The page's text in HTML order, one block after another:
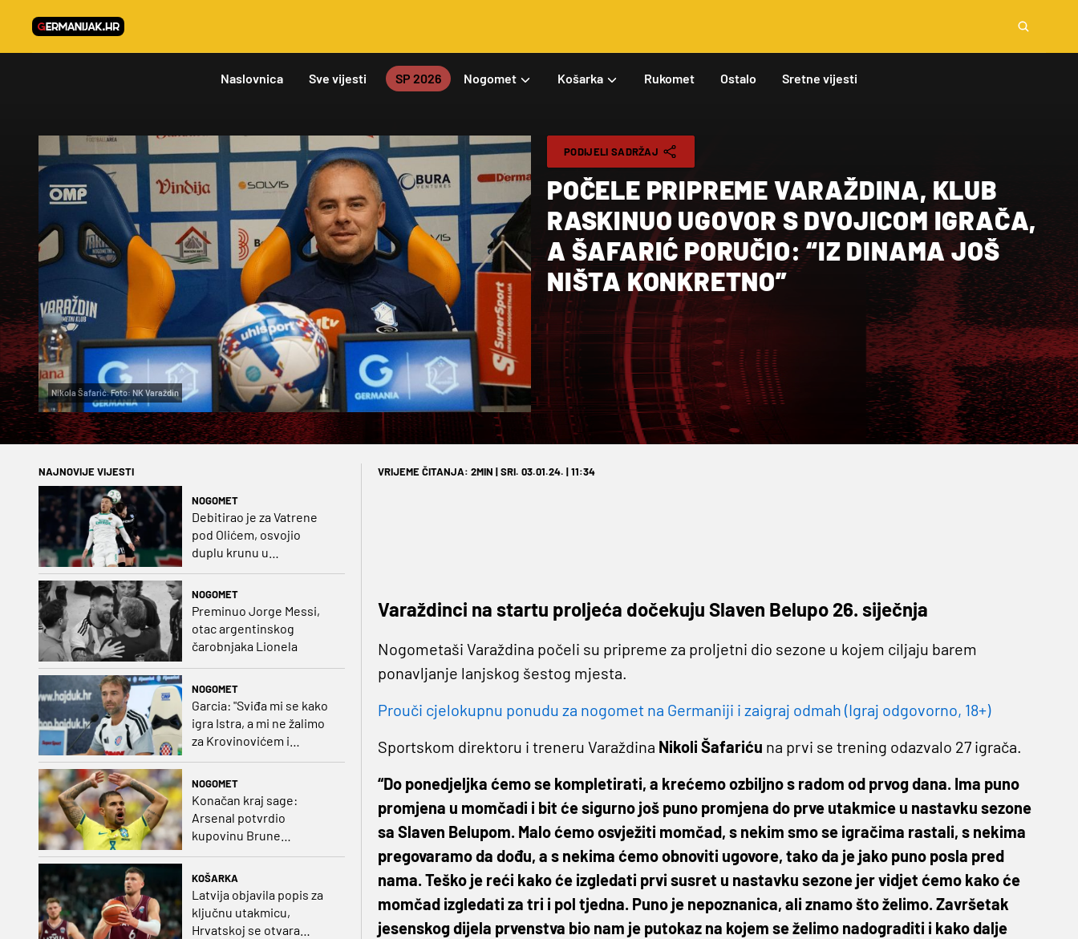
Naslovnica Sve vijesti SP 2026 Nogomet Košarka Rukomet Ostalo Sretne vijesti
Nikola Šafarić. Foto: NK Varaždin
PODIJELI SADRŽAJ
POČELE PRIPREME VARAŽDINA, KLUB
RASKINUO UGOVOR S DVOJICOM IGRAČA,
A ŠAFARIĆ PORUČIO: “IZ DINAMA JOŠ
NIŠTA KONKRETNO”
NAJNOVIJE VIJESTI
NOGOMET
Debitirao je za Vatrene
pod Olićem, osvojio
duplu krunu u
NOGOMET
Preminuo Jorge Messi,
otac argentinskog
čarobnjaka Lionela
NOGOMET
Garcia: "Sviđa mi se kako
igra Istra, a mi ne žalimo
za Krovinovićem i
Guillamonom. Selahi?
NOGOMET
Konačan kraj sage:
Arsenal potvrdio
kupovinu Brune
Guimaraesa
KOŠARKA
Latvija objavila popis za
ključnu utakmicu,
Hrvatskoj se otvara
VRIJEME ČITANJA: 2MIN | SRI. 03.01.24. | 11:34
Varaždinci na startu proljeća dočekuju Slaven Belupo 26. siječnja
Nogometaši Varaždina počeli su pripreme za proljetni dio sezone u kojem ciljaju barem
ponavljanje lanjskog šestog mjesta.
Prouči cjelokupnu ponudu za nogomet na Germaniji i zaigraj odmah (Igraj odgovorno, 18+)
Sportskom direktoru i treneru Varaždina Nikoli Šafariću na prvi se trening odazvalo 27 igrača.
“Do ponedjeljka ćemo se kompletirati, a krećemo ozbiljno s radom od prvog dana. Ima puno
promjena u momčadi i bit će sigurno još puno promjena do prve utakmice u nastavku sezone
sa Slaven Belupom. Malo ćemo osvježiti momčad, s nekim smo se igračima rastali, s nekima
pregovaramo da dođu, a s nekima ćemo obnoviti ugovore, tako da je jako puno posla pred
nama. Teško je reći kako će izgledati prvi susret u nastavku sezone jer vidjet ćemo kako će
momčad izgledati za tri i pol tjedna. Puno je nepoznanica, ali znamo što želimo. Završetak
jesenskog dijela prvenstva bio nam je putokaz na kojem se želimo nadograditi i kako dalje